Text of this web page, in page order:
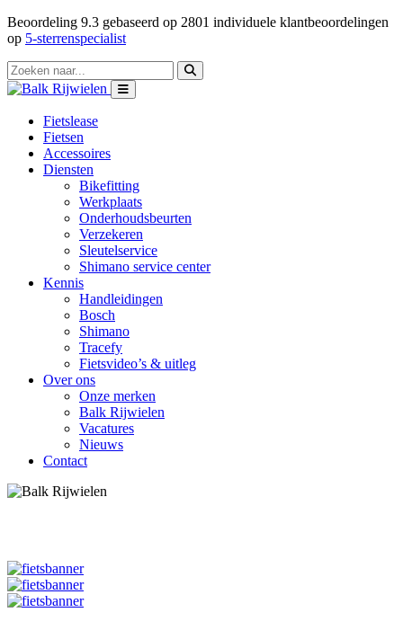
Beoordeling 9.3 gebaseerd op 2801 individuele klantbeoordelingen
op 5-sterrenspecialist
Fietslease
Fietsen
Accessoires
Diensten
Bikefitting
Werkplaats
Onderhoudsbeurten
Verzekeren
Sleutelservice
Shimano service center
Kennis
Handleidingen
Bosch
Shimano
Tracefy
Fietsvideo’s & uitleg
Over ons
Onze merken
Balk Rijwielen
Vacatures
Nieuws
Contact